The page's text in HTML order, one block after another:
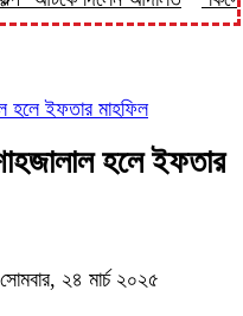
হলে ইফতার মাহফিল
শাহজালাল হলে ইফতার
২৪ মার্চ ২০২৫